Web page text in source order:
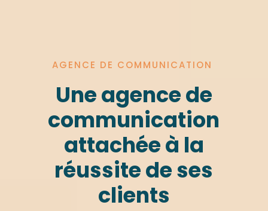
AGENCE DE COMMUNICATION
Une agence de
communication
attachée à la
réussite de ses
clients